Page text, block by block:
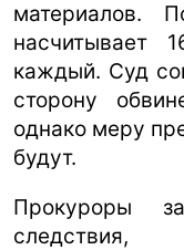
материалов.
насчитывает
каждый. Суд
сторону
однако меру
будут.
Прокуроры